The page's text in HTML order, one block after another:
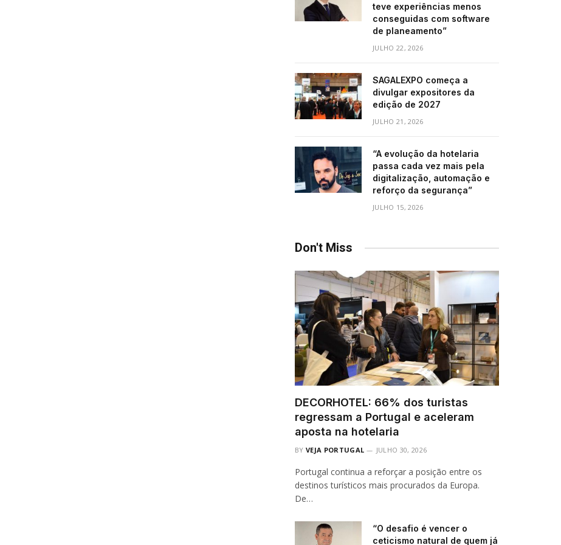
teve experiências menos
conseguidas com software
de planeamento”
JULHO 22, 2026
SAGALEXPO começa a
divulgar expositores da
edição de 2027
JULHO 21, 2026
“A evolução da hotelaria
passa cada vez mais pela
digitalização, automação e
reforço da segurança”
JULHO 15, 2026
Don't Miss
DECORHOTEL: 66% dos turistas
regressam a Portugal e aceleram
aposta na hotelaria
BY VEJA PORTUGAL JULHO 30, 2026
Portugal continua a reforçar a posição entre os
destinos turísticos mais procurados da Europa.
De…
“O desafio é vencer o
ceticismo natural de quem já